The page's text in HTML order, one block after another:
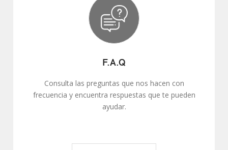
F.A.Q
Consulta las preguntas que nos hacen con
frecuencia y encuentra respuestas que te pueden
ayudar.